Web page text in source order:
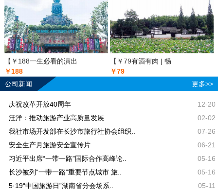
【￥188一生必看的演出
￥188
【￥79有酒有肉 | 畅
￥79
公司新闻
更多>>
庆祝改革开放40周年
12-20
汪洋：推动旅游产业高质量发展
02-02
我社市场开发部在长沙市旅行社协会组织..
07-26
安全生产月旅游安全宣传片
06-21
习近平出席“一带一路”国际合作高峰论..
05-16
长沙被列“一带一路”重要节点城市 旅..
05-16
5·19“中国旅游日”湖南省分会场系..
05-11